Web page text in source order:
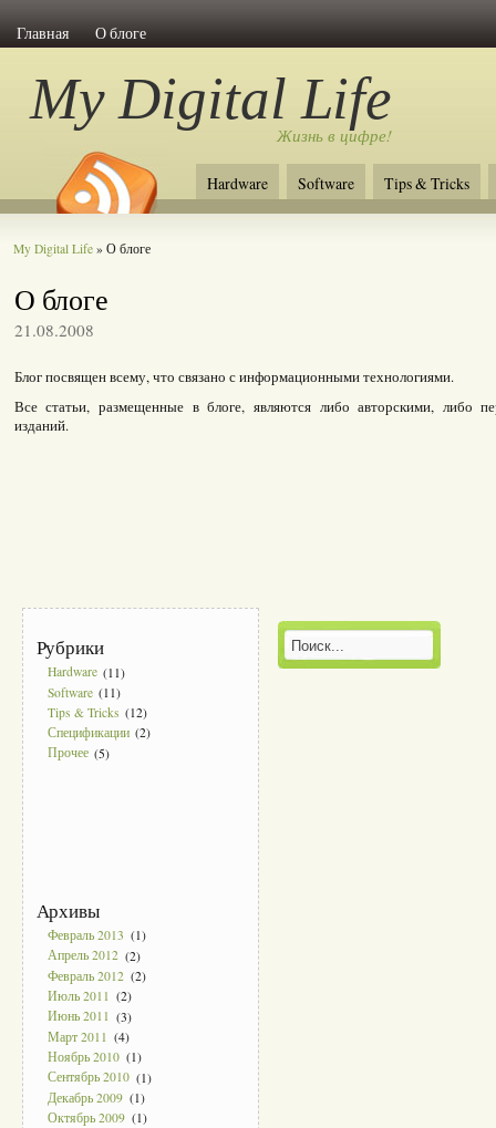
Главная О блоге
My Digital Life
Жизнь в цифре!
Hardware Software Tips & Tricks
My Digital Life » О блоге
О блоге
21.08.2008
Блог посвящен всему, что связано с информационными технологиями.
Все статьи, размещенные в блоге, являются либо авторскими, либо
изданий.
Рубрики
Hardware (11)
Software (11)
Tips & Tricks (12)
Спецификации (2)
Прочее (5)
Архивы
Февраль 2013 (1)
Апрель 2012 (2)
Февраль 2012 (2)
Июль 2011 (2)
Июнь 2011 (3)
Март 2011 (4)
Ноябрь 2010 (1)
Сентябрь 2010 (1)
Декабрь 2009 (1)
Октябрь 2009 (1)